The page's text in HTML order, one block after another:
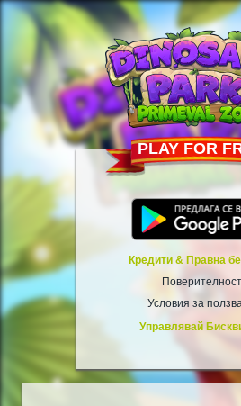
PLAY FOR
Кредити & Правна
Поверителност
Условия за
Управлявай